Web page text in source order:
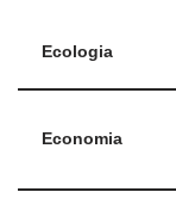
Ecologia
Economia